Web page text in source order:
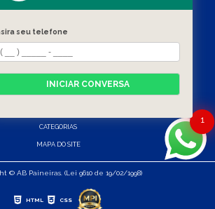
SOBRE NÓS
PRODUTOS
CATEGORIAS
MAPA DO SITE
© AB Paineiras. (Lei 9610 de 19/02/1998)
HTML CSS
1
seu telefone
INICIAR CONVERSA